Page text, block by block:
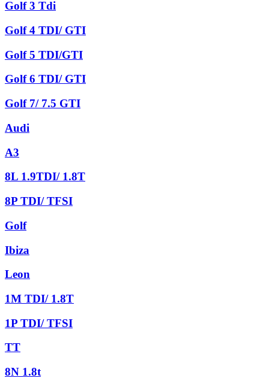
Golf 3 Tdi
Golf 4 TDI/ GTI
Golf 5 TDI/GTI
Golf 6 TDI/ GTI
Golf 7/ 7.5 GTI
Audi
A3
8L 1.9TDI/ 1.8T
8P TDI/ TFSI
Golf
Ibiza
Leon
1M TDI/ 1.8T
1P TDI/ TFSI
TT
8N 1.8t